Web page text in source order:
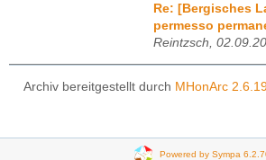
Re: [Bergisches
permesso
Reintzsch,
Archiv bereitgestellt durch MHonArc
Powered by Sympa